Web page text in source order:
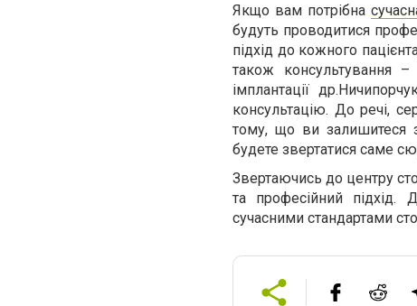
Якщо вам потрібна
будуть проводитися
підхід до кожного
також консультування
імплантації
консультацію. До речі,
тому, що ви залишитеся
будете звертатися саме
Звертаючись до центру
та професійний
сучасними стандартами